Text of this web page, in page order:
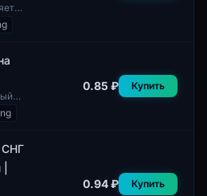
0.85 ₽ Купить
СНГ
0.94 ₽ Купить